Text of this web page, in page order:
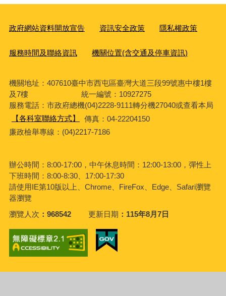
政府網站資料開放宣告 資訊安全政策 隱私權政策
服務時間及聯絡資訊 機關位置(含交通及停車資訊)
機關地址：407610臺中市西屯區臺灣大道三段99號惠中樓1樓
及7樓 統一編號：10927275
服務電話：市政府總機(04)2228-9111轉分機27040或查看本局
【各科室聯絡方式】
傳真：04-22204150
廉政檢舉專線：(04)2217-7186
辦公時間：8:00-17:00，中午休息時間：12:00-13:00，彈性上
下班時間：8:00-8:30、17:00-17:30
請使用IE第10版以上、Chrome、FireFox、Edge、Safari瀏覽
器瀏覽
瀏覽人次
968542 更新日期 115年8月7日